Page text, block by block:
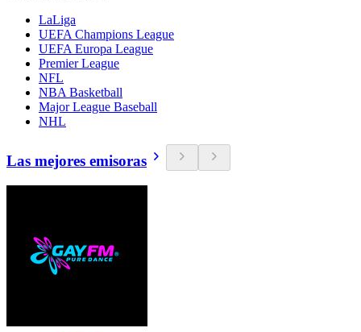
LaLiga
UEFA Champions League
UEFA Europa League
Premier League
NFL
NBA Basketball
Major League Baseball
NHL
Las mejores emisoras